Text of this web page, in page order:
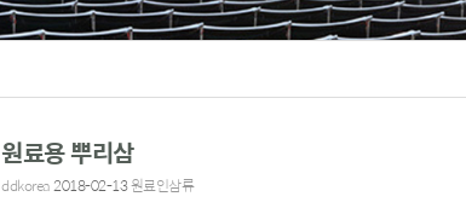
원료용 뿌리삼
ddkorea2018-02-13원료인삼류